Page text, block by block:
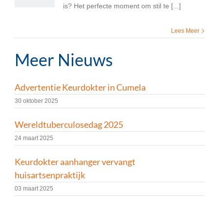
is? Het perfecte moment om stil te [...]
Lees Meer
Meer Nieuws
Advertentie Keurdokter in Cumela
30 oktober 2025
Wereldtuberculosedag 2025
24 maart 2025
Keurdokter aanhanger vervangt
huisartsenpraktijk
03 maart 2025